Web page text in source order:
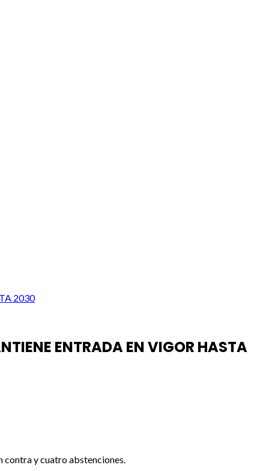
2030
ENTRADA EN VIGOR HASTA
contra y cuatro abstenciones.